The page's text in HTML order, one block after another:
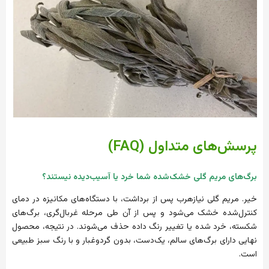
پرسش‌های متداول (FAQ)
برگ‌های مریم گلی خشک‌شده شما خرد یا آسیب‌دیده نیستند؟
خیر. مریم گلی نیازهرب پس از برداشت، با دستگاه‌های مکانیزه در دمای
کنترل‌شده خشک می‌شود و پس از آن طی مرحله غربال‌گری، برگ‌های
شکسته، خرد شده یا تغییر رنگ داده حذف می‌شوند. در نتیجه، محصول
نهایی دارای برگ‌های سالم، یک‌دست، بدون گردوغبار و با رنگ سبز طبیعی
است.